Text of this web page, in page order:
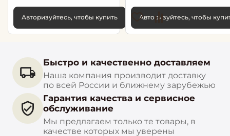
Авторизуйтесь, чтобы купить Авторизуйтесь, чтобы
Быстро и качественно доставляем
Наша компания производит доставку
по всей России и ближнему зарубежью
Гарантия качества и сервисное
обслуживание
Мы предлагаем только те товары, в
качестве которых мы уверены